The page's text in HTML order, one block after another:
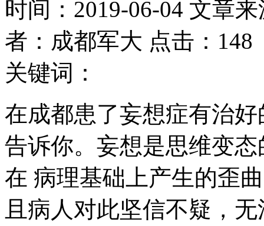
时间：2019-06-04 文章
者：成都军大 点击：148
关键词：
在成都患了妄想症有治
告诉你。妄想是思维变
在 病理基础上产生的歪
且病人对此坚信不疑，